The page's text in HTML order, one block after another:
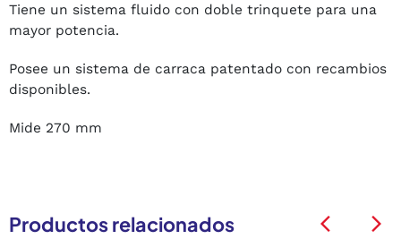
Tiene un sistema fluido con doble trinquete para una
mayor potencia.
Posee un sistema de carraca patentado con recambios
disponibles.
Mide 270 mm
Productos relacionados arrow_back_ios arrow_back_ios